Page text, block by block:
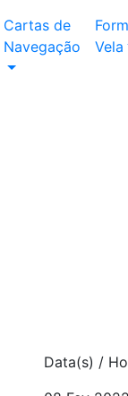
Cartas de
Navegação
Vela
Data(s) /